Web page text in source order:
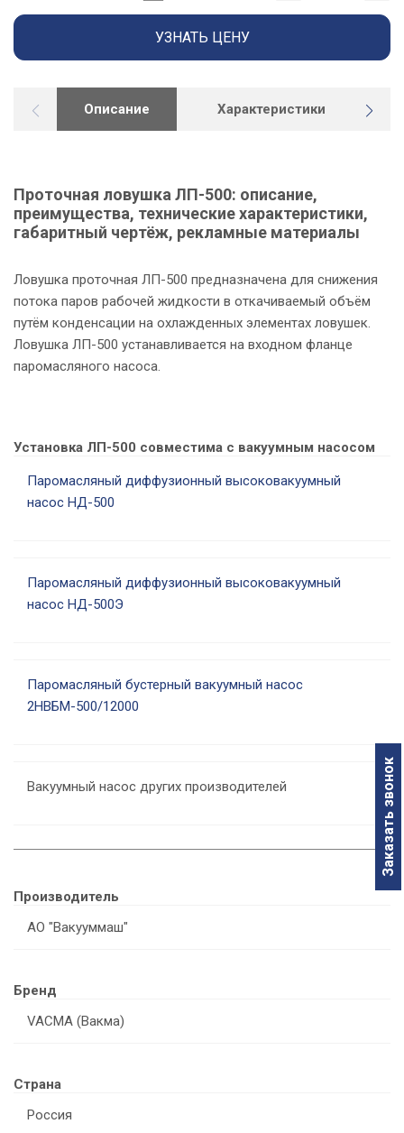
Заказать звонок
УЗНАТЬ ЦЕНУ
Описание Характеристики
Проточная ловушка ЛП-500: описание,
преимущества, технические характеристики,
габаритный чертёж, рекламные материалы
Ловушка проточная ЛП-500 предназначена для снижения
потока паров рабочей жидкости в откачиваемый объём
путём конденсации на охлажденных элементах ловушек.
Ловушка ЛП-500 устанавливается на входном фланце
паромасляного насоса.
Установка ЛП-500 совместима с вакуумным насосом
Паромасляный диффузионный высоковакуумный
насос НД-500
Паромасляный диффузионный высоковакуумный
насос НД-500Э
Паромасляный бустерный вакуумный насос
2НВБМ-500/12000
Вакуумный насос других производителей
Производитель
АО "Вакууммаш"
Бренд
VACMA (Вакма)
Страна
Россия